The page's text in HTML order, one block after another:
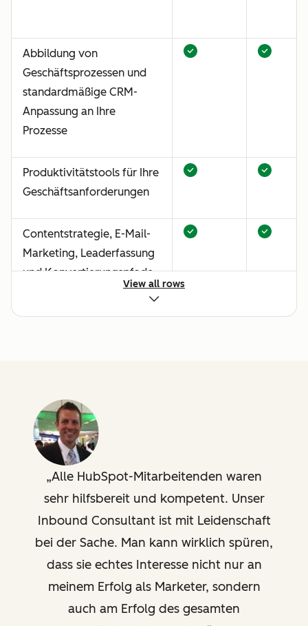
Abbildung von
Geschäftsprozessen und
standardmäßige CRM-
Anpassung an Ihre
Prozesse
Produktivitätstools für Ihre
Geschäftsanforderungen
Contentstrategie, E-Mail-
Marketing, Leaderfassung
und Konvertierungspfade
Traffic- und Website-
Marketing an den Vertrieb
Einrichtung und Analyse
von Kampagnen sowie
Berichterstattung
Technische Beratung
benutzerdefinierte
Integrationen,
Überprüfung/Fehlerbehebung,
View all rows
Alle HubSpot-Mitarbeitenden waren
sehr hilfsbereit und kompetent. Unser
Inbound Consultant ist mit Leidenschaft
bei der Sache. Man kann wirklich spüren,
dass sie echtes Interesse nicht nur an
meinem Erfolg als Marketer, sondern
auch am Erfolg des gesamten